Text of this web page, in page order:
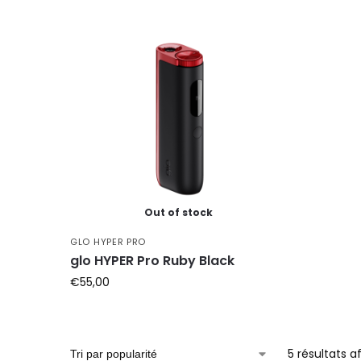
Out of stock
GLO HYPER PRO
glo HYPER Pro Ruby Black
€55,00
5 résultats